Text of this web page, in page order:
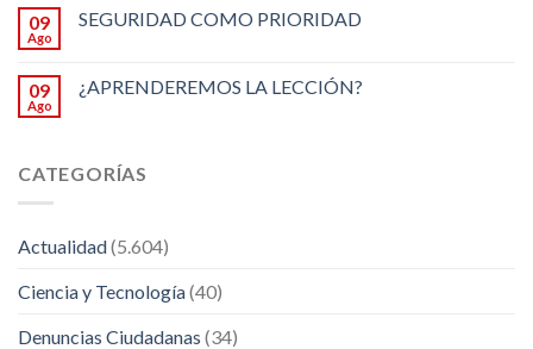
09
Ago
SEGURIDAD COMO PRIORIDAD
09
Ago
¿APRENDEREMOS LA LECCIÓN?
CATEGORÍAS
Actualidad(5.604)
Ciencia y Tecnología(40)
Denuncias Ciudadanas (34)